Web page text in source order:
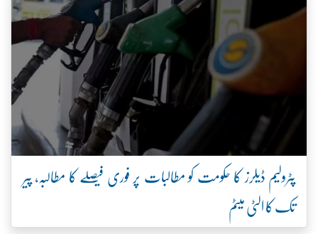
پٹرولیم ڈیلرز کا حکومت کو مطالبات پر فوری فیصلے کا مطالبہ، پیر
تک کا الٹی میٹم